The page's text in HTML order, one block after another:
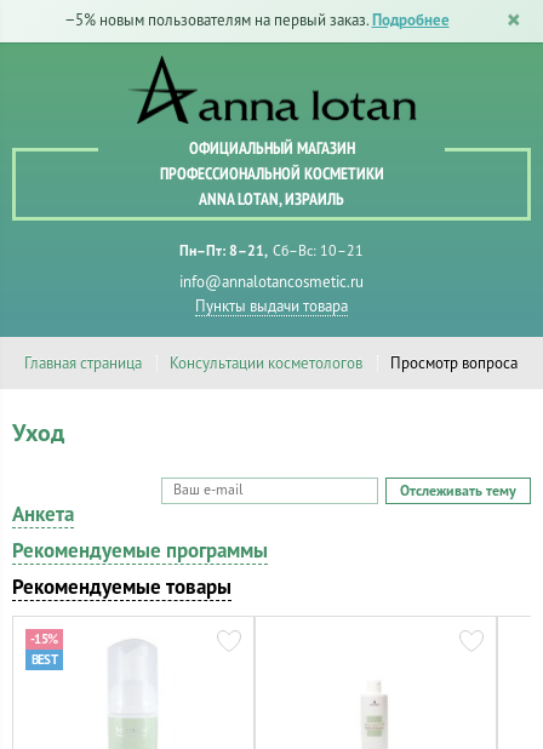
−5% новым пользователям на первый заказ. Подробнее
ОФИЦИАЛЬНЫЙ МАГАЗИН
ПРОФЕССИОНАЛЬНОЙ КОСМЕТИКИ
ANNA LOTAN, ИЗРАИЛЬ
Пн–Пт: 8–21 Сб–Вс: 10–21
info@annalotancosmetic.ru
Пункты выдачи товара
Главная страница Консультации косметологов Просмотр вопроса
Уход
Отслеживать тему
Анкета
Рекомендуемые программы
Рекомендуемые товары
-15%